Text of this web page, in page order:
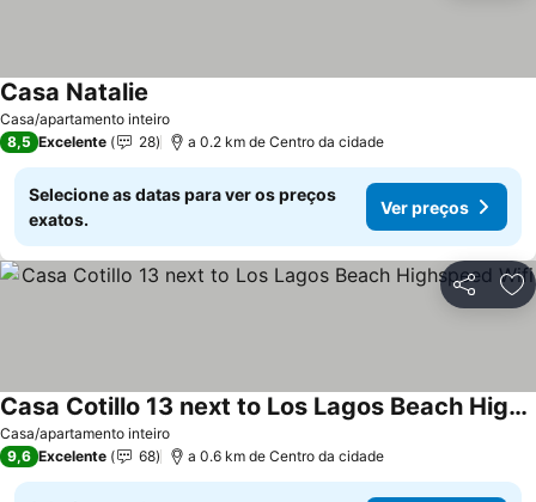
Casa/apartamento inteiro
Casa Natalie
8,5 Excelente 28 a 0.2 km de Centro da cidade
Selecione as datas para ver os preços
exatos.
Ver preços
Partilhar
Casa/apartamento inteiro
Casa Cotillo 13 next to Los Lagos Beach Highspeed Wifi
9,6 Excelente 68 a 0.6 km de Centro da cidade